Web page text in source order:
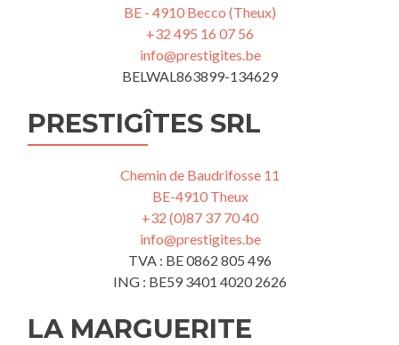
BE - 4910 Becco (Theux)
+32 495 16 07 56
info@prestigites.be
BELWAL863899-134629
PRESTIGÎTES SRL
Chemin de Baudrifosse 11
BE-4910 Theux
+32 (0)87 37 70 40
info@prestigites.be
TVA : BE 0862 805 496
ING : BE59 3401 4020 2626
LA MARGUERITE